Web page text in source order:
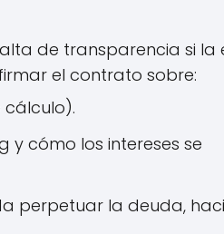
de transparencia si la
el contrato sobre:
y cómo los intereses se
perpetuar la deuda,